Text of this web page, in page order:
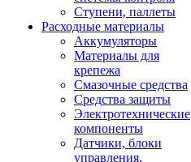
Ступени, паллеты
Расходные материалы
Аккумуляторы
Материалы для
крепежа
Смазочные средства
Средства защиты
Электротехнические
компоненты
Датчики, блоки
управления,